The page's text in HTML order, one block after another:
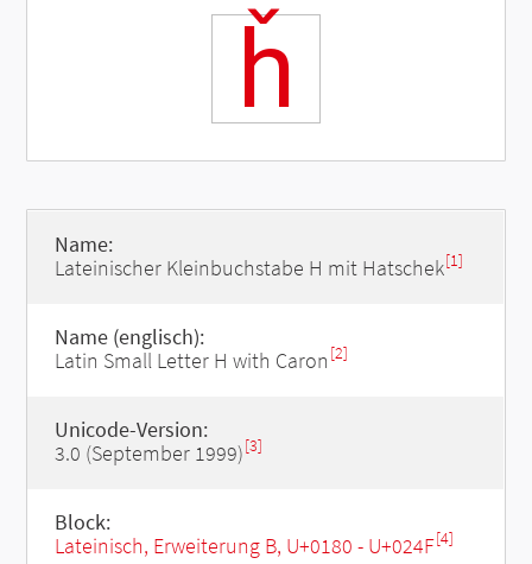
ȟ
Name:
Lateinischer Kleinbuchstabe H mit Hatschek[1]
Name (englisch):
Latin Small Letter H with Caron [2]
Unicode-Version:
3.0 (September 1999)[3]
Block:
Lateinisch, Erweiterung B, U+0180 - U+024F[4]